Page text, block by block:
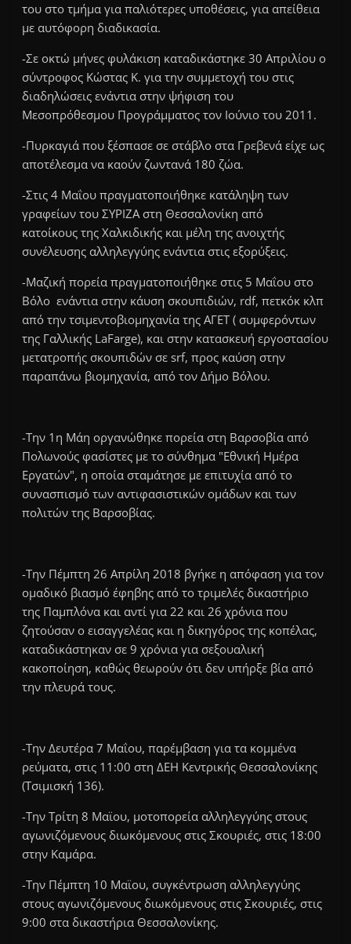
του στο τμήμα για παλιότερες υποθέσεις, για απείθεια
με αυτόφορη διαδικασία.
-Σε οκτώ μήνες φυλάκιση καταδικάστηκε 30 Απριλίου ο
σύντροφος Κώστας Κ. για την συμμετοχή του στις
διαδηλώσεις ενάντια στην ψήφιση του
Μεσοπρόθεσμου Προγράμματος τον Ιούνιο του 2011.
-Πυρκαγιά που ξέσπασε σε στάβλο στα Γρεβενά είχε ως
αποτέλεσμα να καούν ζωντανά 180 ζώα.
-Στις 4 Μαΐου πραγματοποιήθηκε κατάληψη των
γραφείων του ΣΥΡΙΖΑ στη Θεσσαλονίκη από
κατοίκους της Χαλκιδικής και μέλη της ανοιχτής
συνέλευσης αλληλεγγύης ενάντια στις εξορύξεις.
-Μαζική πορεία πραγματοποιήθηκε στις 5 Μαΐου στο
Βόλο ενάντια στην κάυση σκουπιδιών, rdf, πετκόκ κλπ
από την τσιμεντοβιομηχανία της ΑΓΕΤ ( συμφερόντων
της Γαλλικής LaFarge), και στην κατασκευή εργοστασίου
μετατροπής σκουπιδών σε srf, προς καύση στην
παραπάνω βιομηχανία, από τον Δήμο Βόλου.
-Την 1η Μάη οργανώθηκε πορεία στη Βαρσοβία από
Πολωνούς φασίστες με το σύνθημα "Εθνική Ημέρα
Εργατών", η οποία σταμάτησε με επιτυχία από το
συνασπισμό των αντιφασιστικών ομάδων και των
πολιτών της Βαρσοβίας.
-Την Πέμπτη 26 Απρίλη 2018 βγήκε η απόφαση για τον
ομαδικό βιασμό έφηβης από το τριμελές δικαστήριο
της Παμπλόνα και αντί για 22 και 26 χρόνια που
ζητούσαν ο εισαγγελέας και η δικηγόρος της κοπέλας,
καταδικάστηκαν σε 9 χρόνια για σεξουαλική
κακοποίηση, καθώς θεωρούν ότι δεν υπήρξε βία από
την πλευρά τους.
-Την Δευτέρα 7 Μαΐου, παρέμβαση για τα κομμένα
ρεύματα, στις 11:00 στη ΔΕΗ Κεντρικής Θεσσαλονίκης
(Τσιμισκή 136).
-Την Τρίτη 8 Μαϊου, μοτοπορεία αλληλεγγύης στους
αγωνιζόμενους διωκόμενους στις Σκουριές, στις 18:00
στην Καμάρα.
-Την Πέμπτη 10 Μαϊου, συγκέντρωση αλληλεγγύης
στους αγωνιζόμενους διωκόμενους στις Σκουριές, στις
9:00 στα δικαστήρια Θεσσαλονίκης.